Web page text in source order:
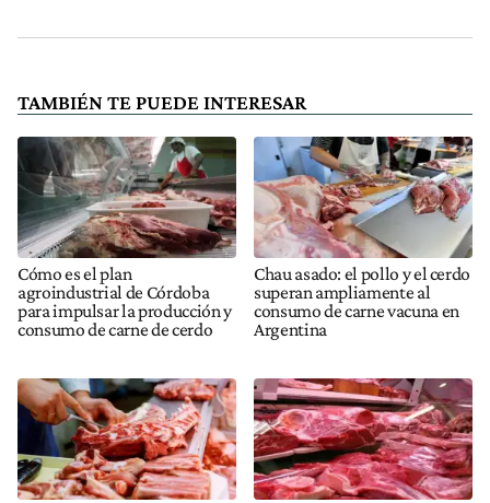
TAMBIÉN TE PUEDE INTERESAR
Cómo es el plan
agroindustrial de Córdoba
para impulsar la producción y
consumo de carne de cerdo
Chau asado: el pollo y el cerdo
superan ampliamente al
consumo de carne vacuna en
Argentina